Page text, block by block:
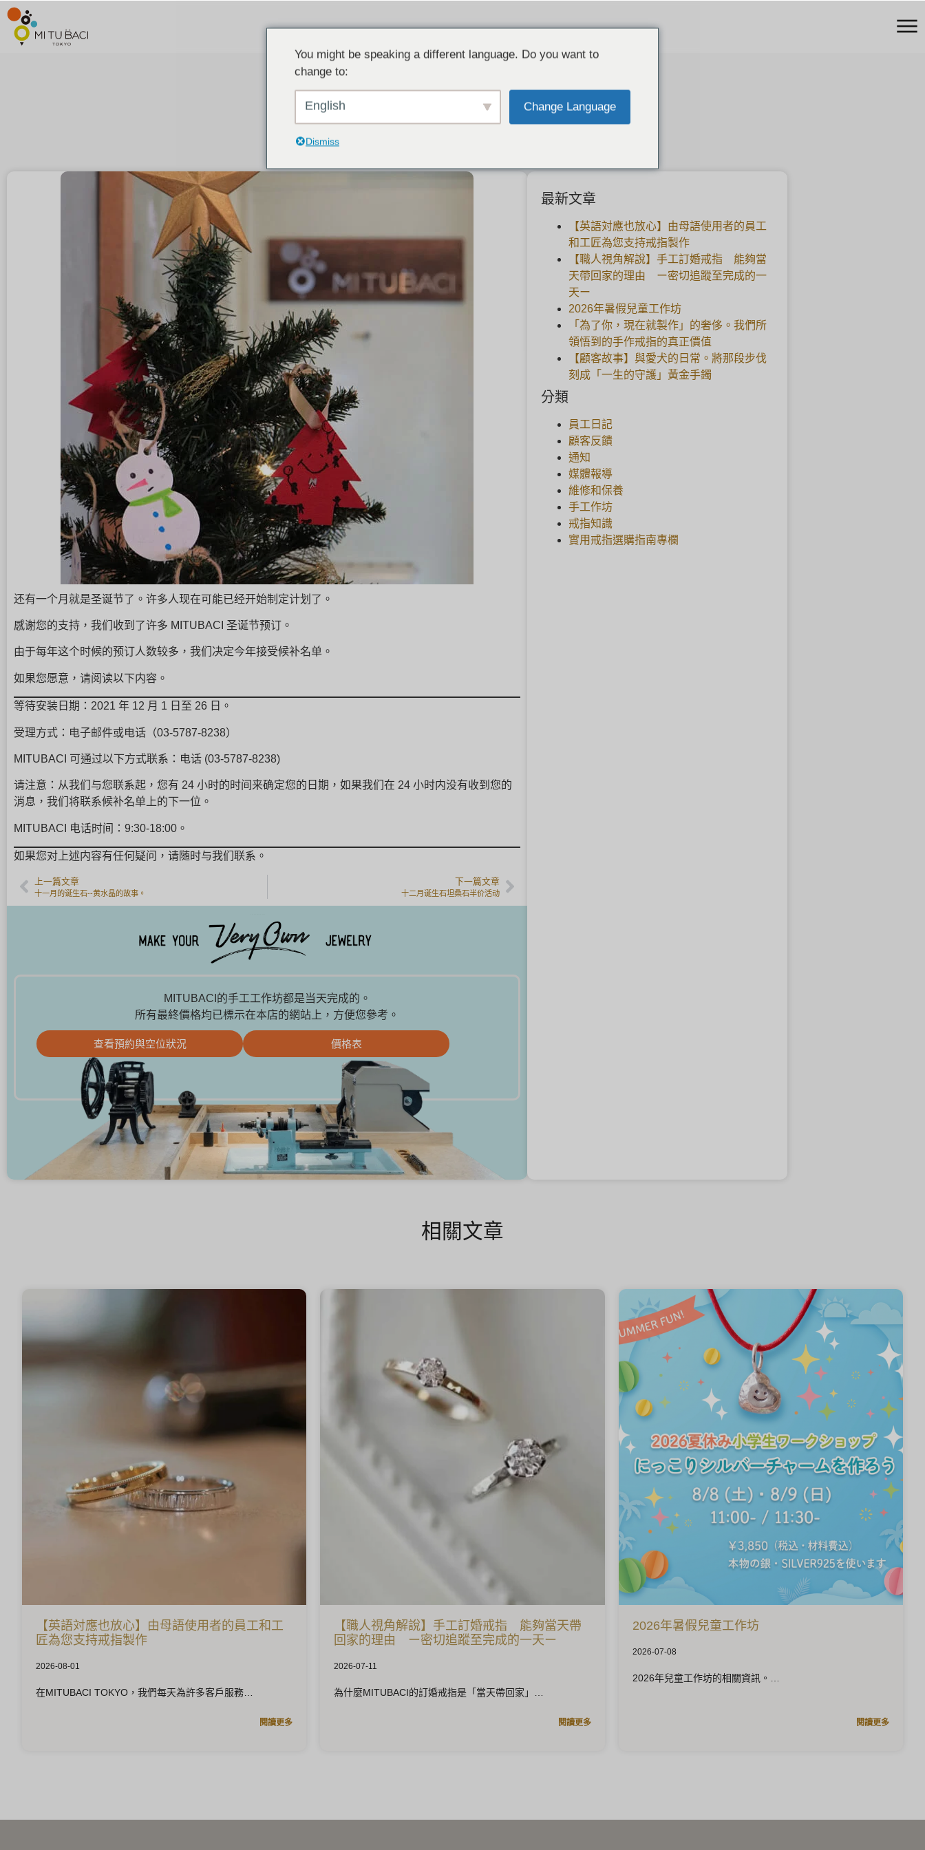
关于圣诞节预订（2021 年 11 月 26 日更新）。
还有一个月就是圣诞节了。许多人现在可能已经开始制定计划了。
感谢您的支持，我们收到了许多 MITUBACI 圣诞节预订。
由于每年这个时候的预订人数较多，我们决定今年接受候补名单。
如果您愿意，请阅读以下内容。
等待安装日期：2021 年 12 月 1 日至 26 日。
受理方式：电子邮件或电话（03-5787-8238）
MITUBACI 可通过以下方式联系：电话 (03-5787-8238)
请注意：从我们与您联系起，您有 24 小时的时间来确定您的日期，如果我们在 24 小时内没有收到您的
消息，我们将联系候补名单上的下一位。
MITUBACI 电话时间：9:30-18:00。
如果您对上述内容有任何疑问，请随时与我们联系。
上一篇文章
十一月的诞生石--黄水晶的故事。
下一篇文章
十二月诞生石坦桑石半价活动
MITUBACI的手工工作坊都是当天完成的。
所有最終價格均已標示在本店的網站上，方便您參考。
查看預約與空位狀況 價格表
最新文章
【英語対應也放心】由母語使用者的員工
和工匠為您支持戒指製作
【職人視角解說】手工訂婚戒指 能夠當
天帶回家的理由 ー密切追蹤至完成的一
天ー
2026年暑假兒童工作坊
「為了你，現在就製作」的奢侈。我們所
領悟到的手作戒指的真正價值
【顧客故事】與愛犬的日常。將那段步伐
刻成「一生的守護」黃金手鐲
分類
員工日記
顧客反饋
通知
媒體報導
維修和保養
手工作坊
戒指知識
實用戒指選購指南專欄
相關文章
【英語対應也放心】由母語使用者的員工和工
匠為您支持戒指製作
2026-08-01
在MITUBACI TOKYO，我們每天為許多客戶服務
閱讀更多
【職人視角解說】手工訂婚戒指 能夠當天帶
回家的理由 ー密切追蹤至完成的一天ー
2026-07-11
為什麼MITUBACI的訂婚戒指是「當天帶回家」
閱讀更多
2026年暑假兒童工作坊
2026-07-08
2026年兒童工作坊的相關資訊。
閱讀更多
You might be speaking a different language. Do you want to
change to:
English Change Language
Dismiss